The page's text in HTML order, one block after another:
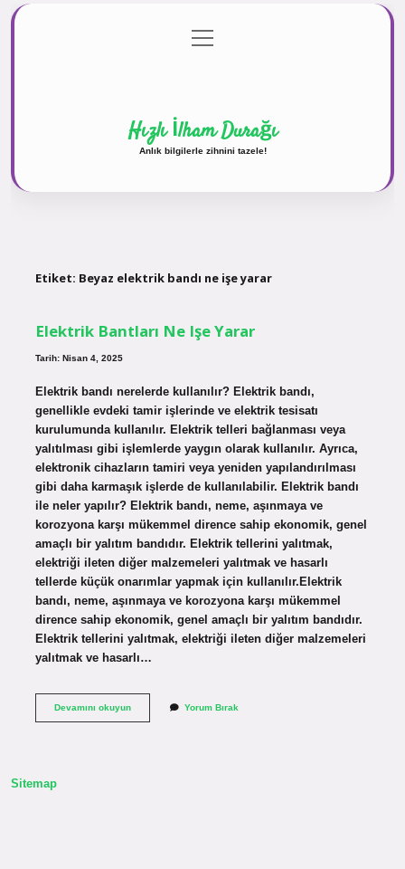
Gizlilik Politikası
menüyü
aç
Hızlı İlham Durağı
Anlık bilgilerle zihnini tazele!
Etiket: Beyaz elektrik bandı ne işe yarar
Elektrik Bantları Ne Işe Yarar
Tarih: Nisan 4, 2025
Elektrik bandı nerelerde kullanılır? Elektrik bandı,
genellikle evdeki tamir işlerinde ve elektrik tesisatı
kurulumunda kullanılır. Elektrik telleri bağlanması veya
yalıtılması gibi işlemlerde yaygın olarak kullanılır. Ayrıca,
elektronik cihazların tamiri veya yeniden yapılandırılması
gibi daha karmaşık işlerde de kullanılabilir. Elektrik bandı
ile neler yapılır? Elektrik bandı, neme, aşınmaya ve
korozyona karşı mükemmel dirence sahip ekonomik, genel
amaçlı bir yalıtım bandıdır. Elektrik tellerini yalıtmak,
elektriği ileten diğer malzemeleri yalıtmak ve hasarlı
tellerde küçük onarımlar yapmak için kullanılır.Elektrik
bandı, neme, aşınmaya ve korozyona karşı mükemmel
dirence sahip ekonomik, genel amaçlı bir yalıtım bandıdır.
Elektrik tellerini yalıtmak, elektriği ileten diğer malzemeleri
yalıtmak ve hasarlı…
Devamını okuyunElektrik
Yorum Bırak
Sitemap